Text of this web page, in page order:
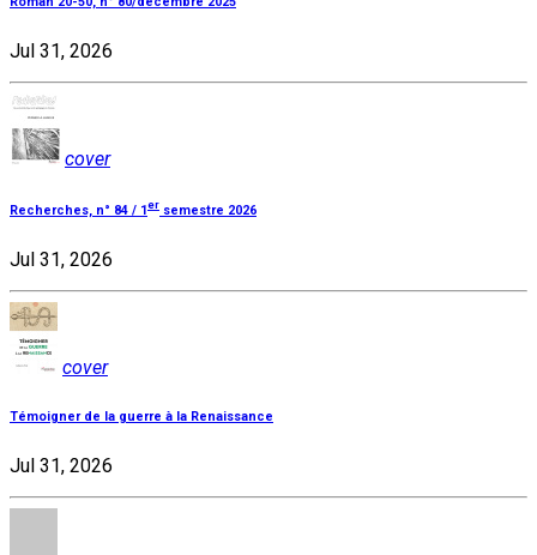
Jul 31, 2026
cover
Recherches, n° 84 / 1 er semestre 2026
Jul 31, 2026
cover
Témoigner de la guerre à la Renaissance
Jul 31, 2026